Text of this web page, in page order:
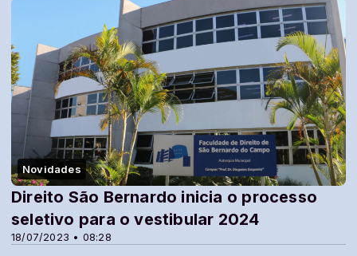
Novidades
18/07/2023 • 08:28
Direito São Bernardo inicia o processo
seletivo para o vestibular 2024